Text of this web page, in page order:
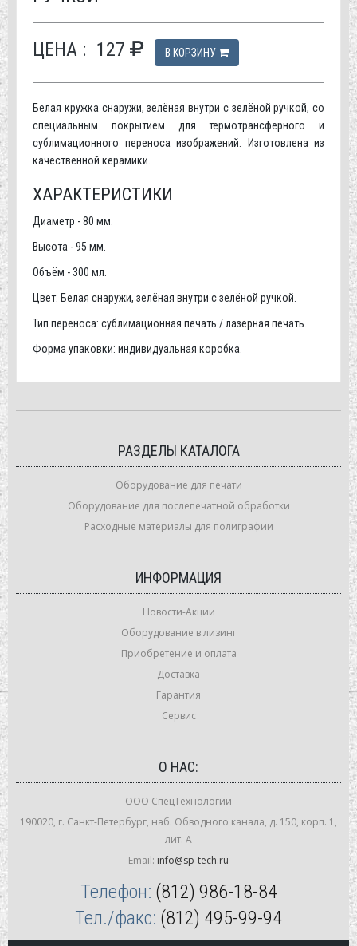
ЦЕНА : 127 В КОРЗИНУ
Белая кружка снаружи, зелёная внутри с зелёной ручкой, со
специальным покрытием для термотрансферного и
сублимационного переноса изображений. Изготовлена из
качественной керамики.
ХАРАКТЕРИСТИКИ
Диаметр - 80 мм.
Высота - 95 мм.
Объём - 300 мл.
Цвет: Белая снаружи, зелёная внутри с зелёной ручкой.
Тип переноса: сублимационная печать / лазерная печать.
Форма упаковки: индивидуальная коробка.
РАЗДЕЛЫ КАТАЛОГА
Оборудование для печати
Оборудование для послепечатной обработки
Расходные материалы для полиграфии
ИНФОРМАЦИЯ
Новости-Акции
Оборудование в лизинг
Приобретение и оплата
Доставка
Гарантия
Сервис
О НАС:
ООО СпецТехнологии
190020, г. Санкт-Петербург, наб. Обводного канала, д. 150, корп. 1,
лит. А
Email: info@sp-tech.ru
Телефон: (812) 986-18-84
Тел./факс: (812) 495-99-94